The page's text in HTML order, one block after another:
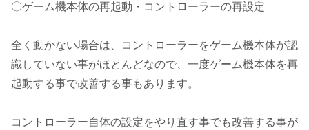
〇ゲーム機本体の再起動・コントローラーの再設定
全く動かない場合は、コントローラーをゲーム機本体が認
識していない事がほとんどなので、一度ゲーム機本体を再
起動する事で改善する事もあります。
コントローラー自体の設定をやり直す事でも改善する事が